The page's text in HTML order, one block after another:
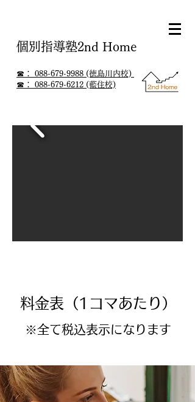
個別指導塾2nd Home
☎： 088-679-9988 (徳島川内校)
☎： 088-679-6212 (藍住校)
料金表（1コマあたり）
※全て税込表示になります